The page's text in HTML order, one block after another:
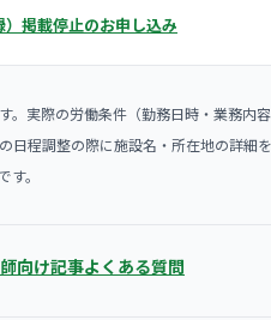
掲載停止のお申し込み
実際の労働条件（勤務日時・業務内
程調整の際に施設名・所在地の詳細を
。
向け記事よくある質問